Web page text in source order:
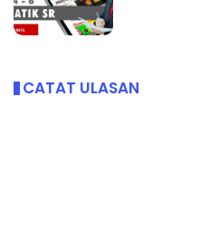
CATAT ULASAN